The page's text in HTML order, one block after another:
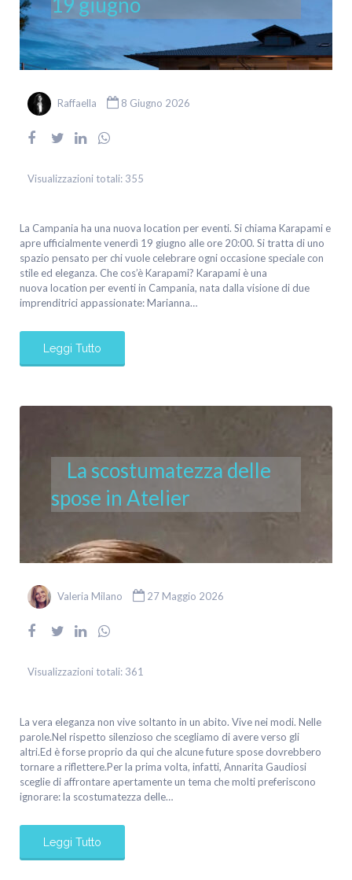
Raffaella 8 Giugno 2026
Visualizzazioni totali: 355
La Campania ha una nuova location per eventi. Si chiama Karapami e
apre ufficialmente venerdì 19 giugno alle ore 20:00. Si tratta di uno
spazio pensato per chi vuole celebrare ogni occasione speciale con
stile ed eleganza. Che cos’è Karapami? Karapami è una
nuova location per eventi in Campania, nata dalla visione di due
imprenditrici appassionate: Marianna…
Leggi Tutto
La scostumatezza delle
spose in Atelier
Valeria Milano 27 Maggio 2026
Visualizzazioni totali: 361
La vera eleganza non vive soltanto in un abito. Vive nei modi. Nelle
parole.Nel rispetto silenzioso che scegliamo di avere verso gli
altri.Ed è forse proprio da qui che alcune future spose dovrebbero
tornare a riflettere.Per la prima volta, infatti, Annarita Gaudiosi
sceglie di affrontare apertamente un tema che molti preferiscono
ignorare: la scostumatezza delle…
Leggi Tutto